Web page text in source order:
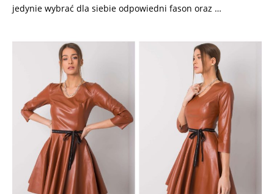
jedynie wybrać dla siebie odpowiedni fason oraz …